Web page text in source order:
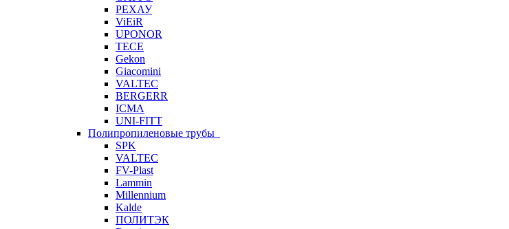
РЕХАУ
ViEiR
UPONOR
TECE
Gekon
Giacomini
VALTEC
BERGERR
ICMA
UNI-FITT
Полипропиленовые трубы
SPK
VALTEC
FV-Plast
Lammin
Millennium
Kalde
ПОЛИТЭК